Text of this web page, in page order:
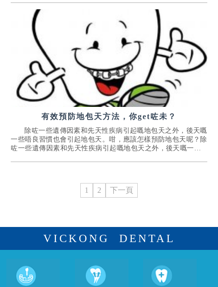
有效預防地包天方法，你get咗未？
除咗一些遺傳因素和先天性疾病引起嘅地包天之外，後天嘅
一些唔良習慣也會引起地包天。咁，應該怎樣預防地包天呢？除
咗一些遺傳因素和先天性疾病引起嘅地包天之外，後天嘅一些...
1 2 下一頁
VICKONG DENTAL